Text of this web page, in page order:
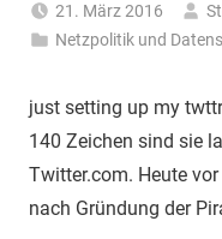
21. März 2016
Netzpolitik und
just setting up my
140 Zeichen sind sie
Twitter.com. Heute
nach Gründung der